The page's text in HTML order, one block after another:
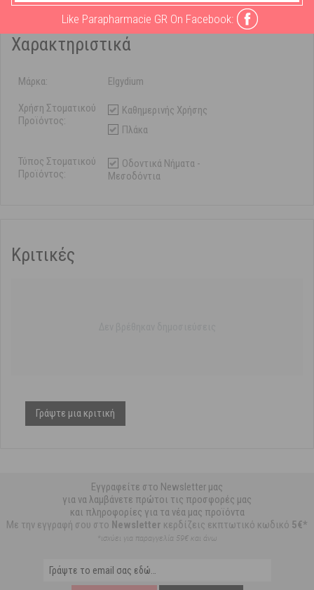
Χαρακτηριστικά
Μάρκα: Elgydium
Χρήση Στοματικού
Προϊόντος:
Καθημερινής Χρήσης
Πλάκα
Τύπος Στοματικού
Προϊόντος:
Οδοντικά Νήματα -
Μεσοδόντια
Κριτικές
Γράψτε μια κριτική
Εγγραφείτε στο Newsletter μας
για να λαμβάνετε πρώτοι τις προσφορές μας
και πληροφορίες για τα νέα μας προϊόντα
Με την εγγραφή σου στο Newsletter κερδίζεις εκπτωτικό κωδικό 5€*
*ισχύει για παραγγελία 59€ και άνω
Like Parapharmacie GR On Facebook: